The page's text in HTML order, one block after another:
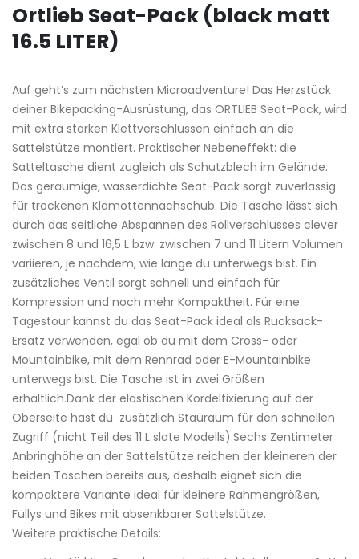
Ortlieb Seat-Pack (black matt
16.5 LITER)
Auf geht’s zum nächsten Microadventure! Das Herzstück
deiner Bikepacking-Ausrüstung, das ORTLIEB Seat-Pack, wird
mit extra starken Klettverschlüssen einfach an die
Sattelstütze montiert. Praktischer Nebeneffekt: die
Satteltasche dient zugleich als Schutzblech im Gelände.
Das geräumige, wasserdichte Seat-Pack sorgt zuverlässig
für trockenen Klamottennachschub. Die Tasche lässt sich
durch das seitliche Abspannen des Rollverschlusses clever
zwischen 8 und 16,5 L bzw. zwischen 7 und 11 Litern Volumen
variieren, je nachdem, wie lange du unterwegs bist. Ein
zusätzliches Ventil sorgt schnell und einfach für
Kompression und noch mehr Kompaktheit. Für eine
Tagestour kannst du das Seat-Pack ideal als Rucksack-
Ersatz verwenden, egal ob du mit dem Cross- oder
Mountainbike, mit dem Rennrad oder E-Mountainbike
unterwegs bist. Die Tasche ist in zwei Größen
erhältlich.Dank der elastischen Kordelfixierung auf der
Oberseite hast du zusätzlich Stauraum für den schnellen
Zugriff (nicht Teil des 11 L slate Modells).Sechs Zentimeter
Anbringhöhe an der Sattelstütze reichen der kleineren der
beiden Taschen bereits aus, deshalb eignet sich die
kompaktere Variante ideal für kleinere Rahmengrößen,
Fullys und Bikes mit absenkbarer Sattelstütze.
Weitere praktische Details: